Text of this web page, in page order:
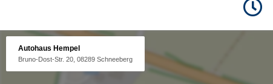
Autohaus Hempel
Bruno-Dost-Str. 20, 08289 Schneeberg